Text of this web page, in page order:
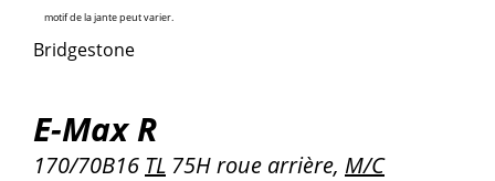
motif de la jante peut varier.
Bridgestone
E-Max R
170/70B16 TL 75H roue arrière, M/C